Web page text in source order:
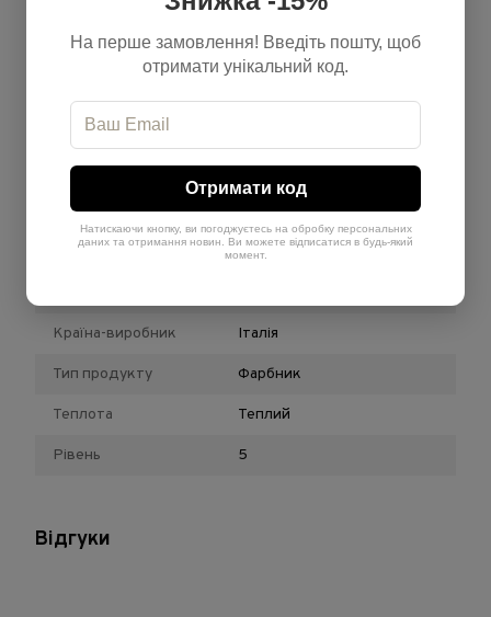
АМІНО-2-ГІДРОКСИТОЛУОЛЕН, м-АМІНОФЕНОЛ, п-
МЕТИЛАМІНОФЕНОЛСУЛЬФАТ, РЕЗОРЦИНОЛ,
Характеристики
Бренд Solfine
Відтінок Золотистий, Червоний
Країна-виробник Італія
Тип продукту Фарбник
Теплота Теплий
Рівень 5
Відгуки
На перше замовлення! Введіть пошту, щоб
отримати унікальний код.
Отримати код
Натискаючи кнопку, ви погоджуєтесь на обробку персональних
даних та отримання новин. Ви можете відписатися в будь-який
момент.